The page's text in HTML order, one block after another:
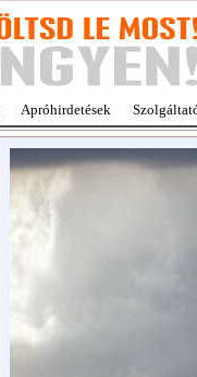
Apróhirdetések